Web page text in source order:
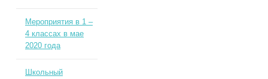
Мероприятия в 1 –
4 классах в мае
2020 года
Школьный